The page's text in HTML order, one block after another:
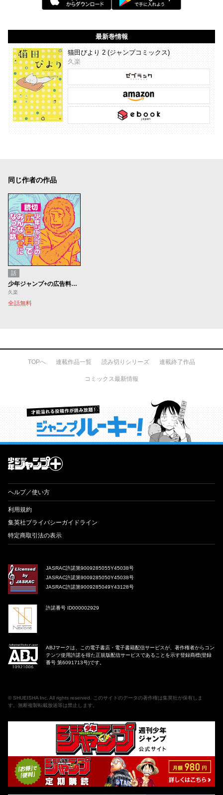
最新巻情報
猫田びより 2 (ジャンプコミックス)
久楽
同じ作者の作品
話
少年ジャンプ+の広告料でみんな幸せになった話
久楽
全話無料
TOPへ 連載作品一覧 読み切りシリーズ 連載終了作品
コミックス最新情報
才能溢れる投稿作が読み放題！ ジャンプルーキー！
ヘルプ／使い方
利用規約
集英社プライバシーガイドライン
特定商取引法の表示
JASRAC許諾第9009285055Y45038号
JASRAC許諾第9009285050Y45038号
JASRAC許諾第9009285049Y43128号
許諾番号 ID000002929
ABJマークは、この電子書店・電子書籍配信サービスが、著作権者からコン
テンツ使用許諾を得た正規版配信サービスであることを示す登録商標(登録
番号 第6091713号)です。
© SHUEISHA Inc . All rights reserved. このサイトのデータの著作権は集英社が保有しま
す。無断複製転載放送等は禁止します。